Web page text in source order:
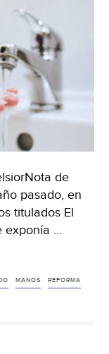
de
pasado, en
titulados El
exponía …
MANOS REFORMA